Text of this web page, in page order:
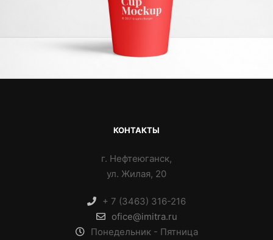
КОНТАКТЫ
г. Нефтеюганск,
ул. Жилая, 20
+ 7 (3463) 316-216
ofice@imitra.ru
Понедельник - Пятница